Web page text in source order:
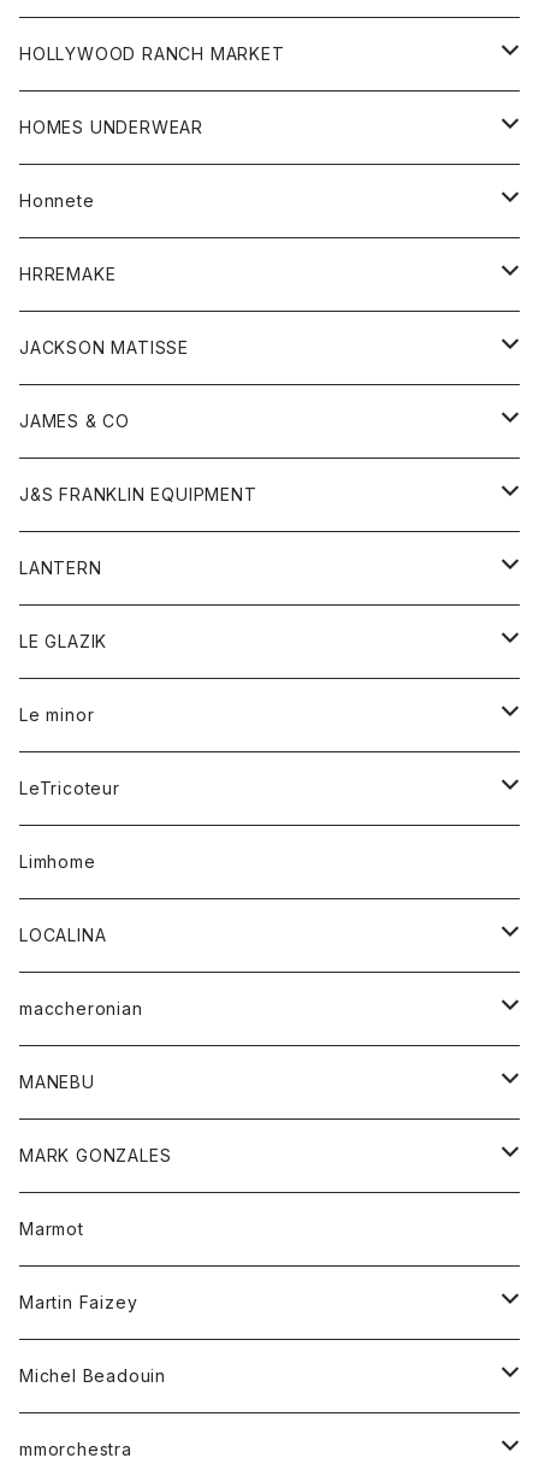
シャツ
カーディガン
ボトム
グッズ
帽子
ストール
HOLLYWOOD RANCH MARKET
アウター
カーディガン
コート
フリース
アクセサリー
ウォレット
ストール
マフラー
リング
キッズ
Tシャツ
グッズ
アンダーウェア
靴
バンダナ
トップス
カーディガン
ジャケット
タンクトップ
Tシャツ
ベスト
ポロシャツ
ロングスリーブTシャツ
ボトム
オーバーオール
ショートパンツ
レディース
アウター
カーディガン
セーター
チュニック
HOMES UNDERWEAR
アウター
カーディガン
コート
キッズ
Tシャツ
ロンパース
グッズ
靴
ストール
トップス
カットソー
シャツ
ボトム
オーバーオール
ショートパンツ
レディース
オーバーオール
シャツ
ワンピース
ワンピース
Honnete
ブラウス
ワンピース
HRREMAKE
バック
キッズ
トレーナー
トップス
Gジャケット
スウェット
帽子
JACKSON MATISSE
Tシャツ
帽子
JAMES & CO
ボトム
J&S FRANKLIN EQUIPMENT
アウター
LANTERN
アウター
Tシャツ
LE GLAZIK
レディース
コート
シャツ
ワンピース
Tシャツ
Le minor
ボトム
スカート
パンツ
レディース
アウター
カットソー
トップス
シャツ
LeTricoteur
カーディガン
Limhome
LOCALINA
ロングスリーブテーシャツ
maccheronian
靴
MANEBU
靴
MARK GONZALES
トップス
Tシャツ
Marmot
Martin Faizey
ベルト
Michel Beadouin
トップス
mmorchestra